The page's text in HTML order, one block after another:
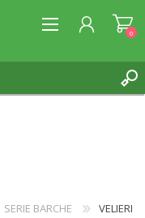
0
SERIE BARCHE VELIERI